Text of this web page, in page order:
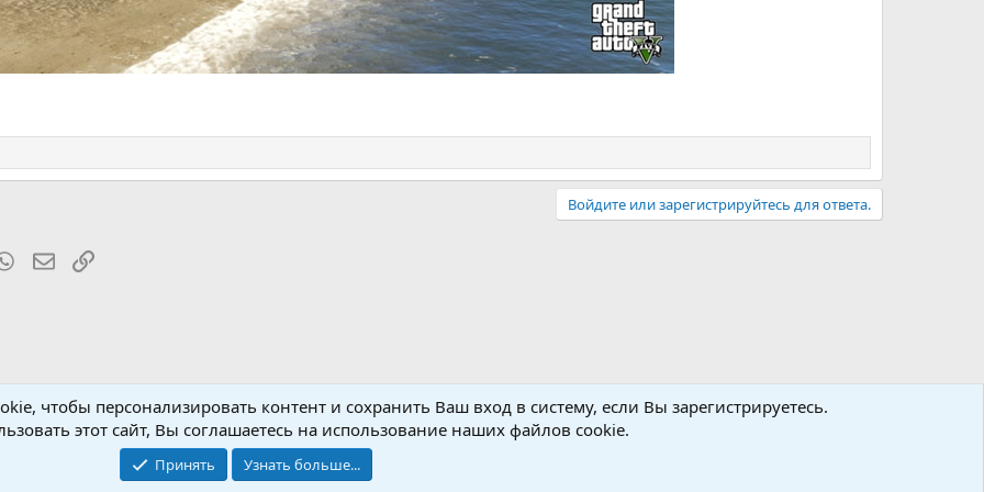
Войдите или зарегистрируйтесь для ответа.
WhatsApp
Электронная почта
Ссылка
Обратная связь
чтобы персонализировать контент и сохранить Ваш вход в систему, если Вы зарегистрируетесь.
этот сайт, Вы соглашаетесь на использование наших файлов cookie.
Принять Узнать больше...